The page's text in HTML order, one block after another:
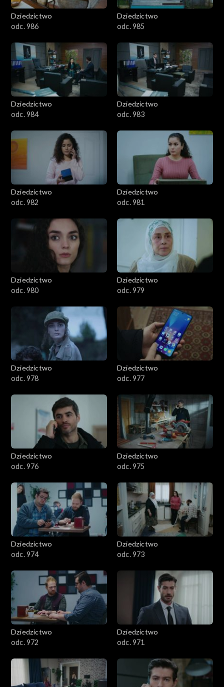
Dziedzictwo
odc. 986
Dziedzictwo
odc. 985
Dziedzictwo
odc. 984
Dziedzictwo
odc. 983
Dziedzictwo
odc. 982
Dziedzictwo
odc. 981
Dziedzictwo
odc. 980
Dziedzictwo
odc. 979
Dziedzictwo
odc. 978
Dziedzictwo
odc. 977
Dziedzictwo
odc. 976
Dziedzictwo
odc. 975
Dziedzictwo
odc. 974
Dziedzictwo
odc. 973
Dziedzictwo
odc. 972
Dziedzictwo
odc. 971